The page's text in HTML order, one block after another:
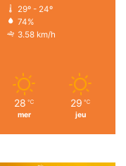
29º - 24º
74%
3.58 km/h
28 ℃
mer
29 ℃
jeu